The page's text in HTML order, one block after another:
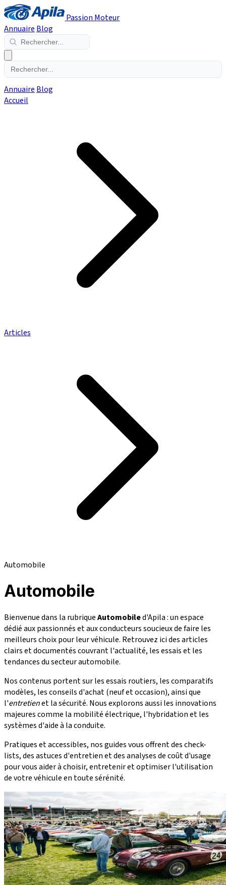
Passion Moteur
Annuaire Blog
Annuaire Blog
Accueil
Articles
Automobile
Automobile
Bienvenue dans la rubriqueAutomobiled'Apila : un espace
dédié aux passionnés et aux conducteurs soucieux de faire les
meilleurs choix pour leur véhicule. Retrouvez ici des articles
clairs et documentés couvrant l'actualité, les essais et les
tendances du secteur automobile.
Nos contenus portent sur les essais routiers, les comparatifs
modèles, les conseils d'achat (neuf et occasion), ainsi que
l'entretienet la sécurité. Nous explorons aussi les innovations
majeures comme la mobilité électrique, l'hybridation et les
systèmes d'aide à la conduite.
Pratiques et accessibles, nos guides vous offrent des check-
lists, des astuces d'entretien et des analyses de coût d'usage
pour vous aider à choisir, entretenir et optimiser l'utilisation
de votre véhicule en toute sérénité.